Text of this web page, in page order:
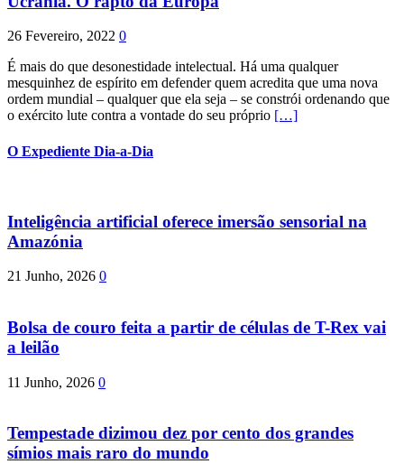
26 Fevereiro, 2022 0
É mais do que desonestidade intelectual. Há uma qualquer
mesquinhez de espírito em defender quem acredita que uma nova
ordem mundial – qualquer que ela seja – se constrói ordenando que
o exército lute contra a vontade do seu próprio […]
O Expediente Dia-a-Dia
Inteligência artificial oferece imersão sensorial na
Amazónia
21 Junho, 2026 0
Bolsa de couro feita a partir de células de T-Rex vai
a leilão
11 Junho, 2026 0
Tempestade dizimou dez por cento dos grandes
símios mais raro do mundo